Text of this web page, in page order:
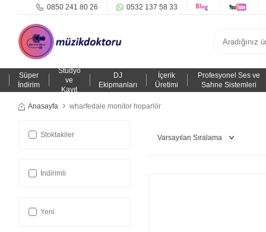
0850 241 80 26 0532 137 58 33
Süper
İndirim
Stüdyo
ve
Kayıt
DJ
Ekipmanları
İçerik
Üretimi
Profesyonel Ses ve
Sahne Sistemleri
Anasayfa wharfedale monitor hoparlör
Stoktakiler
İndirimli
Yeni